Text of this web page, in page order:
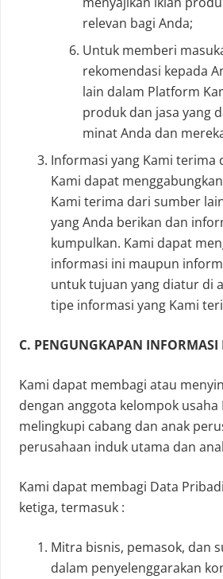
relevan bagi Anda;
Untuk memberi
rekomendasi kepada
lain dalam Platform
produk dan jasa yang
minat Anda dan
Informasi yang Kami terima
Kami dapat
Kami terima dari sumber
yang Anda berikan dan
kumpulkan. Kami dapat
informasi ini maupun
untuk tujuan yang diatur di
tipe informasi yang Kami
C. PENGUNGKAPAN INFORMASI
Kami dapat membagi atau
dengan anggota kelompok usaha
melingkupi cabang dan anak
perusahaan induk utama dan
Kami dapat membagi Data
ketiga, termasuk :
Mitra bisnis, pemasok, dan
dalam penyelenggarakan